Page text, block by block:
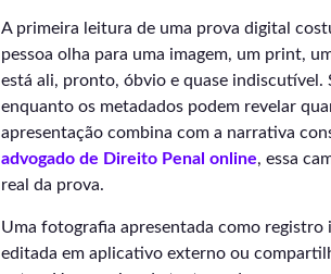
A primeira leitura de uma prova digital
pessoa olha para uma imagem, um print,
está ali, pronto, óbvio e quase indiscutível.
enquanto os metadados podem revelar
apresentação combina com a narrativa
advogado de Direito Penal online, essa
real da prova.
Uma fotografia apresentada como
editada em aplicativo externo ou